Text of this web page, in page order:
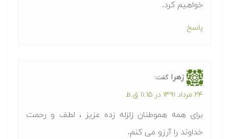
خواهیم کرد.
پاسخ
زهرا گفت:
۲۴ مرداد ۱۳۹۱ در ۱۱:۱۵ ق.ظ
برای همه هموطنان زلزله زده عزیز ، لطف و رحمت
خداوند را آرزو می کنم.